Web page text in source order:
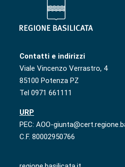
Contatti e indirizzi
Viale Vincenzo Verrastro, 4
85100 Potenza PZ
Tel 0971 661111
URP
PEC: AOO-
C.F. 80002950766